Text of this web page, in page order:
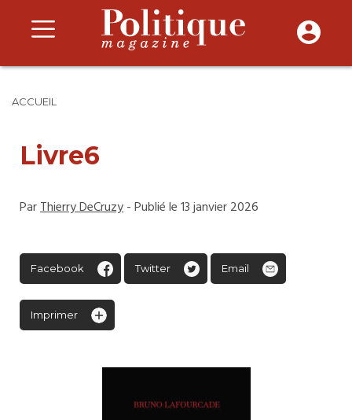
ACCUEIL
Livre6
ParThierry DeCruzy- Publié le 13 janvier 2026
Facebook Twitter Email
Imprimer